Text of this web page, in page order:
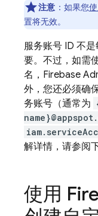
注意 ： 如果您
置将无效。
服务账号 ID 不
要。不过，如需
名，Firebase
外，您还必须确
务账号（通常为
解详情，请参阅
使用